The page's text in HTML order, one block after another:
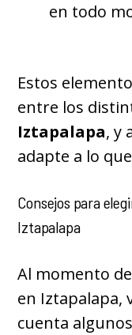
en todo
Estos
entre los
Iztapalapa, y
adapte a lo
Consejos para
Iztapalapa
Al momento
en Iztapalapa,
cuenta